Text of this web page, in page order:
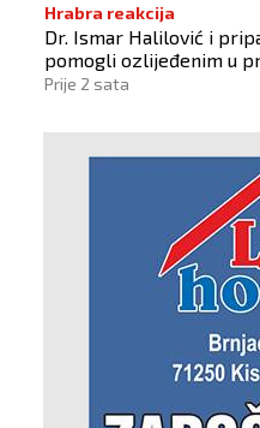
Hrabra reakcija
Dr. Ismar Halilović i
pomogli ozlijeđenim u
Busovače!
Prije 2 sata